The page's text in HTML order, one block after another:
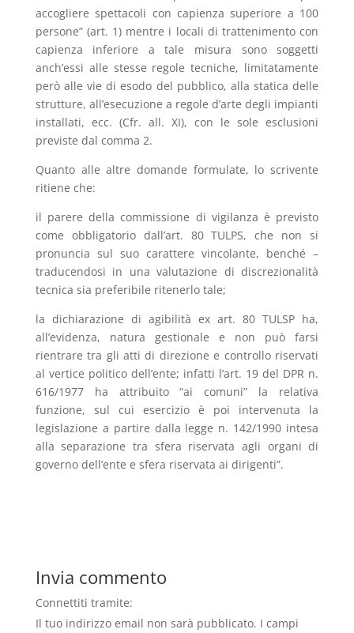
accogliere spettacoli con capienza superiore a 100
persone” (art. 1) mentre i locali di trattenimento con
capienza inferiore a tale misura sono soggetti
anch’essi alle stesse regole tecniche, limitatamente
però alle vie di esodo del pubblico, alla statica delle
strutture, all’esecuzione a regole d’arte degli impianti
installati, ecc. (Cfr. all. XI), con le sole esclusioni
previste dal comma 2.
Quanto alle altre domande formulate, lo scrivente
ritiene che:
il parere della commissione di vigilanza è previsto
come obbligatorio dall’art. 80 TULPS, che non si
pronuncia sul suo carattere vincolante, benché –
traducendosi in una valutazione di discrezionalità
tecnica sia preferibile ritenerlo tale;
la dichiarazione di agibilità ex art. 80 TULSP ha,
all’evidenza, natura gestionale e non può farsi
rientrare tra gli atti di direzione e controllo riservati
al vertice politico dell’ente; infatti l’art. 19 del DPR n.
616/1977 ha attribuito “ai comuni” la relativa
funzione, sul cui esercizio è poi intervenuta la
legislazione a partire dalla legge n. 142/1990 intesa
alla separazione tra sfera riservata agli organi di
governo dell’ente e sfera riservata ai dirigenti”.
Invia commento
Connettiti tramite:
Il tuo indirizzo email non sarà pubblicato. I campi